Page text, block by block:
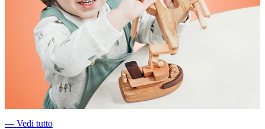
― Vedi tutto